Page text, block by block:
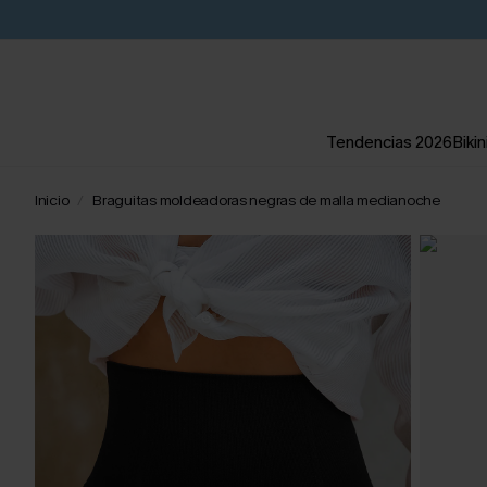
Tendencias 2026
Inicio Braguitas moldeadoras negras de malla medianoche